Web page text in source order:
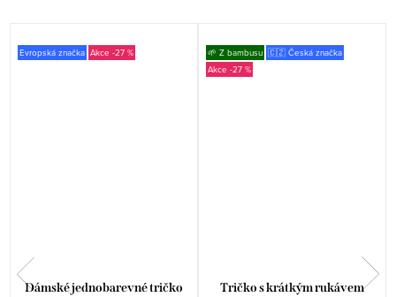
Evropská značka -27 %
Dámské jednobarevné tričko
🌱 Z bambusu 🇨🇿 Česká značka
-27 %
Tričko s krátkým rukávem